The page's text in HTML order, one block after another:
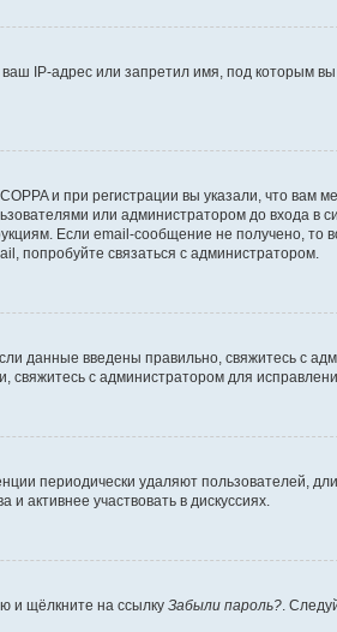
IP-адрес или запретил имя, под которым
и при регистрации вы указали, что вам
или администратором до входа в
Если email-сообщение не получено, то
попробуйте связаться с администратором.
данные введены правильно, свяжитесь с
с администратором для
периодически удаляют пользователей,
активнее участвовать в дискуссиях.
и щёлкните на ссылку Забыли пароль? .